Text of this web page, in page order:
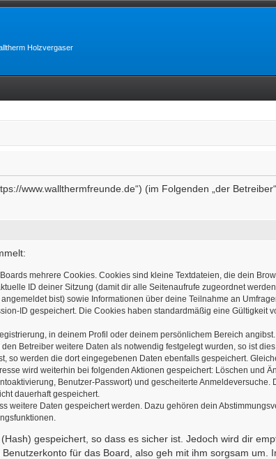
Holzvergaser
www.wallthermfreunde.de“) (im Folgenden „der
mehrere Cookies. Cookies sind kleine Textdateien, die dein
ID deiner Sitzung (damit dir alle Seitenaufrufe zugeordnet
bist) sowie Informationen über deine Teilnahme an
ID gespeichert. Die Cookies haben standardmäßig eine Gültigkeit
in deinem Profil oder deinem persönlichem Bereich
Betreiber weitere Daten als notwendig festgelegt wurden, so ist
so werden die dort eingegebenen Daten ebenfalls gespeichert.
wird weiterhin bei folgenden Aktionen gespeichert: Löschen und
Benutzer-Passwort) und gescheiterte
dauerhaft gespeichert.
weitere Daten gespeichert werden. Dazu gehören dein
gespeichert, so dass es sicher ist. Jedoch wird dir
für das Board, also geh mit ihm sorgsam